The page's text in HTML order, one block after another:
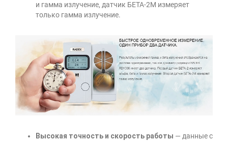
и гамма излучение, датчик БЕТА-2М измеряет
только гамма излучение.
Высокая точность и скорость работы — данные с